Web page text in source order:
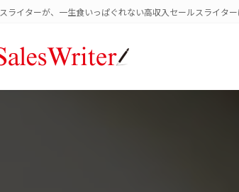
ライターが、一生食いっぱぐれない高収入セールスライタ